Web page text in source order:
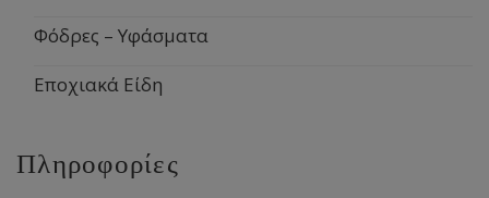
Φόδρες – Υφάσματα
Εποχιακά Είδη
Πληροφορίες